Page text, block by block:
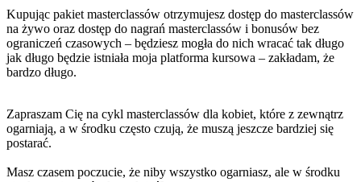
Kupując pakiet masterclassów otrzymujesz dostęp do masterclassów
na żywo oraz dostęp do nagrań masterclassów i bonusów bez
ograniczeń czasowych – będziesz mogła do nich wracać tak długo
jak długo będzie istniała moja platforma kursowa – zakładam, że
bardzo długo.
Zapraszam Cię na cykl masterclassów dla kobiet, które z zewnątrz
ogarniają, a w środku często czują, że muszą jeszcze bardziej się
postarać.
Masz czasem poczucie, że niby wszystko ogarniasz, ale w środku